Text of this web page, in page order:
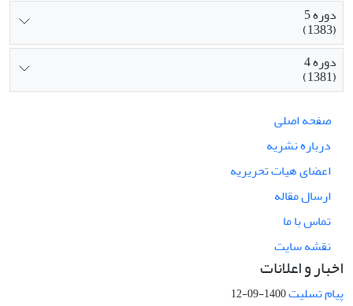
دوره 5
(1383)
دوره 4
(1381)
صفحه اصلی
درباره نشریه
اعضای هیات تحریریه
ارسال مقاله
تماس با ما
نقشه سایت
اخبار و اعلانات
پیام تسلیت1400-09-12